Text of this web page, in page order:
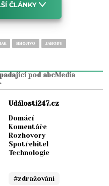
ČLÁNKY
HNOJIVO JAHODY
pod abcMedia
Události247.cz
Domácí
Komentáře
Rozhovory
Spotřebitel
Technologie
#zdražování